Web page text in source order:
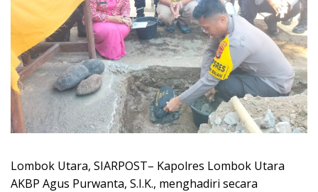
Lombok Utara, SIARPOST– Kapolres Lombok Utara
AKBP Agus Purwanta, S.I.K., menghadiri secara